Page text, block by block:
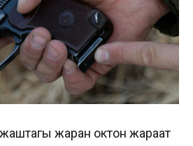
жаран октон жараат